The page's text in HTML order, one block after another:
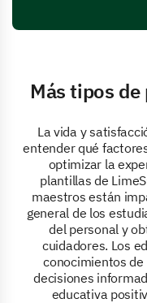
Más tipos
La vida y
entender qué
optimizar la
plantillas de
maestros están
general de los
del personal y
cuidadores. Los
conocimientos
decisiones
educativa